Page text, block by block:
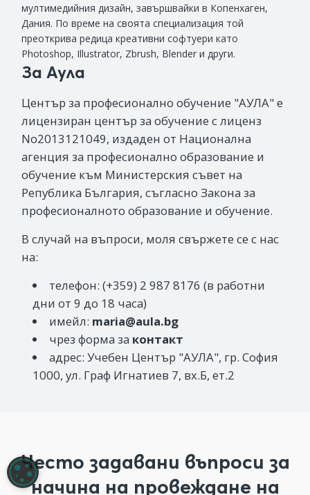
мултимедийния дизайн, завършвайки в Копенхаген,
Дания. По време на своята специализация той
преоткрива редица креативни софтуери като
Photoshop, Illustrator, Zbrush, Blender и други.
За Аула
Център за професионално обучение "АУЛА" е
лицензиран център за обучение с лиценз
No2013121049, издаден от Национална
агенция за професионално образование и
обучение към Министерския съвет на
Република България, съгласно Закона за
професионалното образование и обучение.
В случай на въпроси, моля свържете се с нас
на:
телефон: (+359) 2 987 8176 (в работни
дни от 9 до 18 часа)
имейл: maria@aula.bg
чрез форма за контакт
адрес: Учебен Център "АУЛА", гр. София
1000, ул. Граф Игнатиев 7, вх.Б, ет.2
Често задавани въпроси за
начина на провеждане на
НАСТРОЙКИ НА БИСКВИТКИТЕ